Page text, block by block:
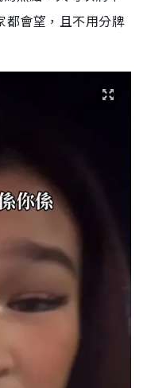
都會望，且不用分牌